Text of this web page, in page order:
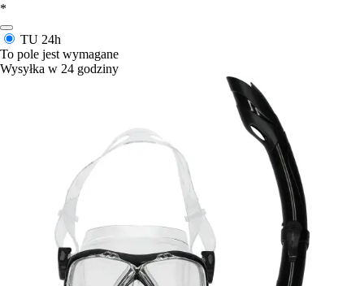
*
TU 24h
To pole jest wymagane
Wysyłka w 24 godziny